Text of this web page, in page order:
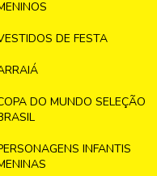
DE FESTA
DO MUNDO SELEÇÃO
INFANTIS